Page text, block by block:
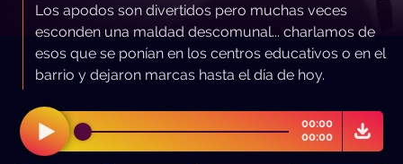
Los apodos son divertidos pero muchas veces
esconden una maldad descomunal... charlamos de
esos que se ponían en los centros educativos o en el
barrio y dejaron marcas hasta el día de hoy.
00:00
00:00